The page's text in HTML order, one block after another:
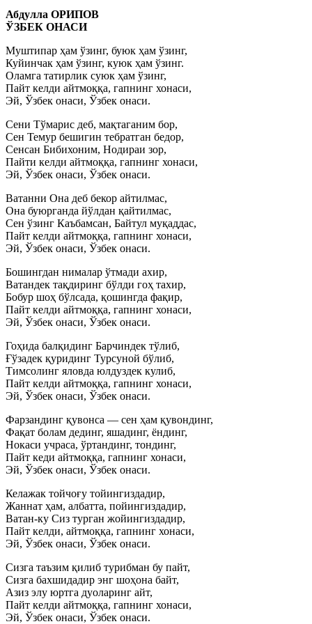
Абдулла ОРИПОВ
ЎЗБЕК ОНАСИ
Муштипар ҳам ўзинг, буюк ҳам ўзинг,
Куйинчак ҳам ўзинг, куюк ҳам ўзинг.
Оламга татирлик суюк ҳам ўзинг,
Пайт келди айтмоққа, гапнинг хонаси,
Эй, Ўзбек онаси, Ўзбек онаси.
Сени Тўмарис деб, мақтаганим бор,
Сен Темур бешигин тебратган бедор,
Сенсан Бибихоним, Нодираи зор,
Пайти келди айтмоққа, гапнинг хонаси,
Эй, Ўзбек онаси, Ўзбек онаси.
Ватанни Она деб бекор айтилмас,
Она буюрганда йўлдан қайтилмас,
Сен ўзинг Каъбамсан, Байтул муқаддас,
Пайт келди айтмоққа, гапнинг хонаси,
Эй, Ўзбек онаси, Ўзбек онаси.
Бошингдан нималар ўтмади ахир,
Ватандек тақдиринг бўлди гоҳ тахир,
Бобур шоҳ бўлсада, қошингда фақир,
Пайт келди айтмоққа, гапнинг хонаси,
Эй, Ўзбек онаси, Ўзбек онаси.
Гоҳида балқидинг Барчиндек тўлиб,
Ғўзадек қуридинг Турсуной бўлиб,
Тимсолинг яловда юлдуздек кулиб,
Пайт келди айтмоққа, гапнинг хонаси,
Эй, Ўзбек онаси, Ўзбек онаси.
Фарзандинг қувонса — сен ҳам қувондинг,
Фақат болам дединг, яшадинг, ёндинг,
Нокаси учраса, ўртандинг, тондинг,
Пайт кеди айтмоққа, гапнинг хонаси,
Эй, Ўзбек онаси, Ўзбек онаси.
Келажак тойчоғу тойингиздадир,
Жаннат ҳам, албатта, пойингиздадир,
Ватан-ку Сиз турган жойингиздадир,
Пайт келди, айтмоққа, гапнинг хонаси,
Эй, Ўзбек онаси, Ўзбек онаси.
Сизга таъзим қилиб турибман бу пайт,
Сизга бахшидадир энг шоҳона байт,
Азиз элу юртга дуоларинг айт,
Пайт келди айтмоққа, гапнинг хонаси,
Эй, Ўзбек онаси, Ўзбек онаси.